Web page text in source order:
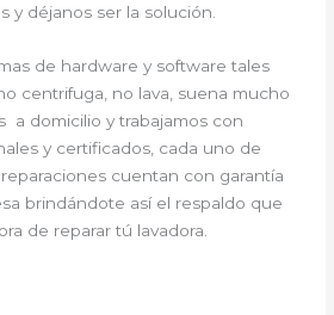
y déjanos ser la solución.
de hardware y software tales
centrifuga, no lava, suena mucho
a domicilio y trabajamos con
y certificados, cada uno de
cuentan con garantía
brindándote así el respaldo que
de reparar tú lavadora.